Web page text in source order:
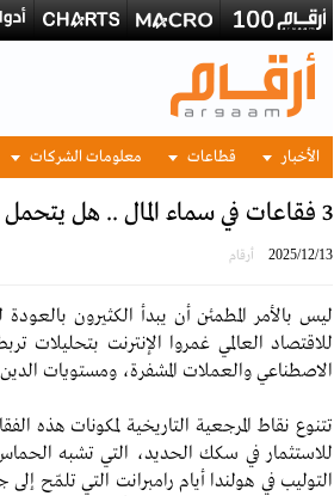
الأخبار قطاعات معلومات الشركات
3 فقاعات في سماء المال .. هل يتحمل الاقتصاد العالمي الانفجار المقبل؟
2025/12/13 أرقام
ليس بالأمر المطمئن أن يبدأ الكثيرون
للاقتصاد العالمي غمروا الإنترنت بتحليلات
الاصطناعي والعملات المشفرة، ومستويات الدين
تتنوع نقاط المرجعية التاريخية لمكونات هذه
للاستثمار في سكك الحديد، التي تشبه
التوليب في هولندا أيام رامبرانت التي تلمّح